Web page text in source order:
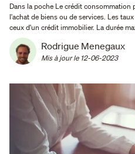
Dans la poche Le crédit consommation
l'achat de biens ou de services. Les
ceux d'un crédit immobilier. La durée
ans. Crédit à la consommation : définition et fonctionnement En quoi consiste
un crédit à la consommation …
Rodrigue Menegaux
Mis à jour le 12-06-2023